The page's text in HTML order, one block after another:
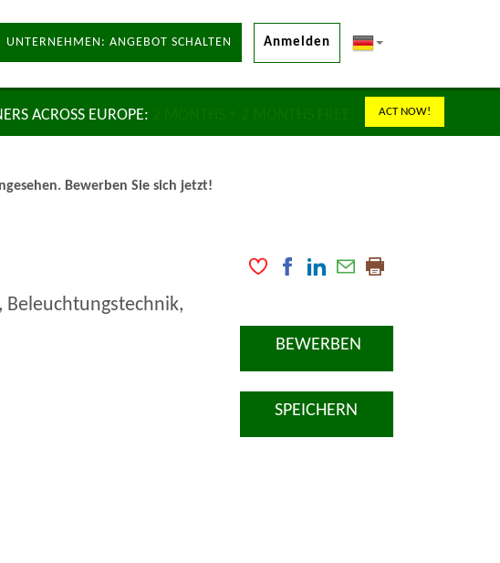
UNTERNEHMEN: ANGEBOT SCHALTEN Anmelden
ACROSS EUROPE: ACT NOW!
Bewerben Sie sich jetzt!
BEWERBEN
SPEICHERN